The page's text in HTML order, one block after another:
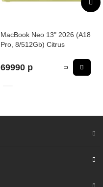
MacBook Neo 13" 2026 (A18
Pro, 8/512Gb) Citrus
69990 р